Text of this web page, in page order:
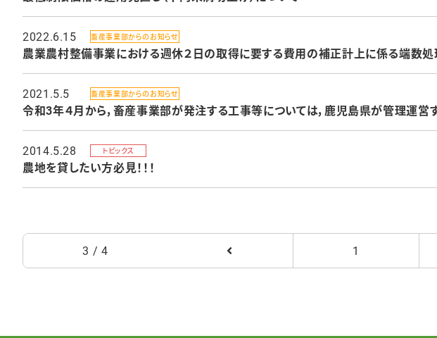
2022.6.15 畜産事業部からのお知らせ
農業農村整備事業における週休２日の取得に要する費用の補正計上に係る端数処
2021.5.5 畜産事業部からのお知らせ
令和3年４月から，畜産事業部が発注する工事等については，鹿児島県が管理運営
2014.5.28 トピックス
農地を貸したい方必見！！！
3 / 4 1